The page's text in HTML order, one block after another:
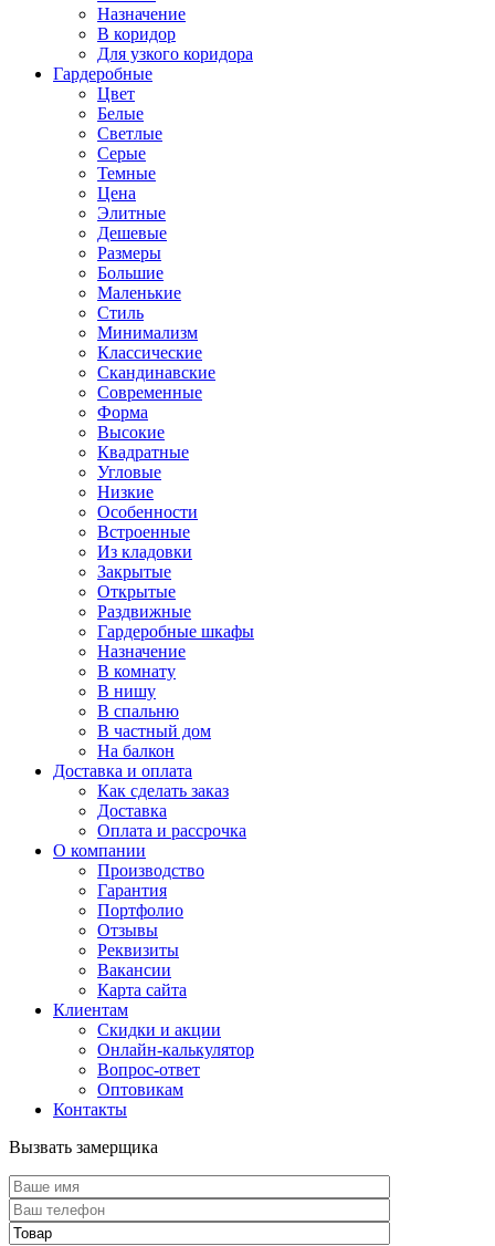
Назначение
В коридор
Для узкого коридора
Гардеробные
Цвет
Белые
Светлые
Серые
Темные
Цена
Элитные
Дешевые
Размеры
Большие
Маленькие
Стиль
Минимализм
Классические
Скандинавские
Современные
Форма
Высокие
Квадратные
Угловые
Низкие
Особенности
Встроенные
Из кладовки
Закрытые
Открытые
Раздвижные
Гардеробные шкафы
Назначение
В комнату
В нишу
В спальню
В частный дом
На балкон
Доставка и оплата
Как сделать заказ
Доставка
Оплата и рассрочка
О компании
Производство
Гарантия
Портфолио
Отзывы
Реквизиты
Вакансии
Карта сайта
Клиентам
Скидки и акции
Онлайн-калькулятор
Вопрос-ответ
Оптовикам
Контакты
Вызвать замерщика